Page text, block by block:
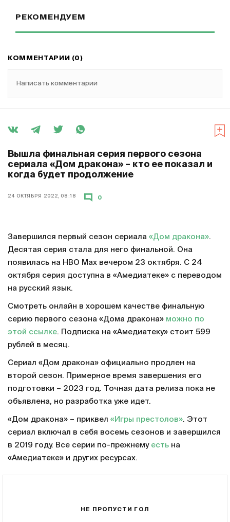
РЕКОМЕНДУЕМ
КОММЕНТАРИИ (0)
Написать комментарий
Вышла финальная серия первого сезона
сериала «Дом дракона» – кто ее показал и
когда будет продолжение
24 ОКТЯБРЯ 2022, 08:18 0
Завершился первый сезон сериала «Дом дракона».
Десятая серия стала для него финальной. Она
появилась на HBO Max вечером 23 октября. С 24
октября серия доступна в «Амедиатеке» с переводом
на русский язык.
Смотреть онлайн в хорошем качестве финальную
серию первого сезона «Дома дракона» можно по
этой ссылке. Подписка на «Амедиатеку» стоит 599
рублей в месяц.
Сериал «Дом дракона» официально продлен на
второй сезон. Примерное время завершения его
подготовки – 2023 год. Точная дата релиза пока не
объявлена, но разработка уже идет.
«Дом дракона» – приквел «Игры престолов». Этот
сериал включал в себя восемь сезонов и завершился
в 2019 году. Все серии по-прежнему есть на
«Амедиатеке» и других ресурсах.
НЕ ПРОПУСТИ ГОЛ